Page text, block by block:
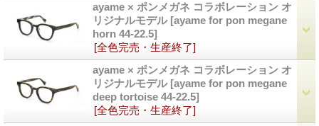
ayame × ポンメガネ コラボレーション オ
リジナルモデル [ayame for pon megane
horn 44-22.5]
[全色完売・生産終了]
ayame × ポンメガネ コラボレーション オ
リジナルモデル [ayame for pon megane
deep tortoise 44-22.5]
[全色完売・生産終了]